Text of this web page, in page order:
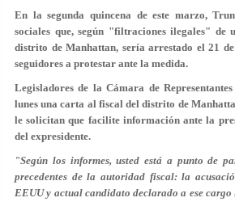
En la segunda quincena de este marzo,
sociales que, según "filtraciones ilegales" de
distrito de Manhattan, sería arrestado el 21
seguidores a protestar ante la medida.
Legisladores de la Cámara de
lunes una carta al fiscal del distrito de
le solicitan que facilite información ante la
del expresidente.
"Según los informes, usted está a punto de
precedentes de la autoridad fiscal: la
EEUU y actual candidato declarado a ese